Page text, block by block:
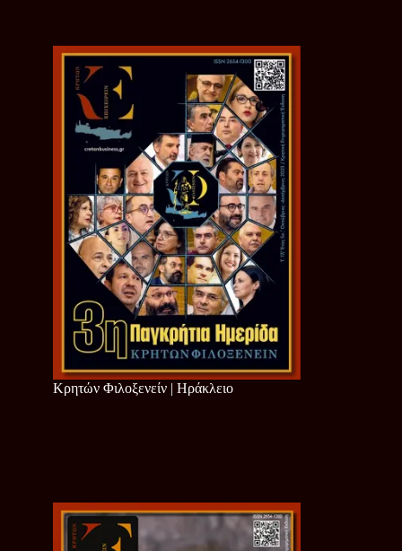
Κρητών Φιλοξενείν | Ηράκλειο